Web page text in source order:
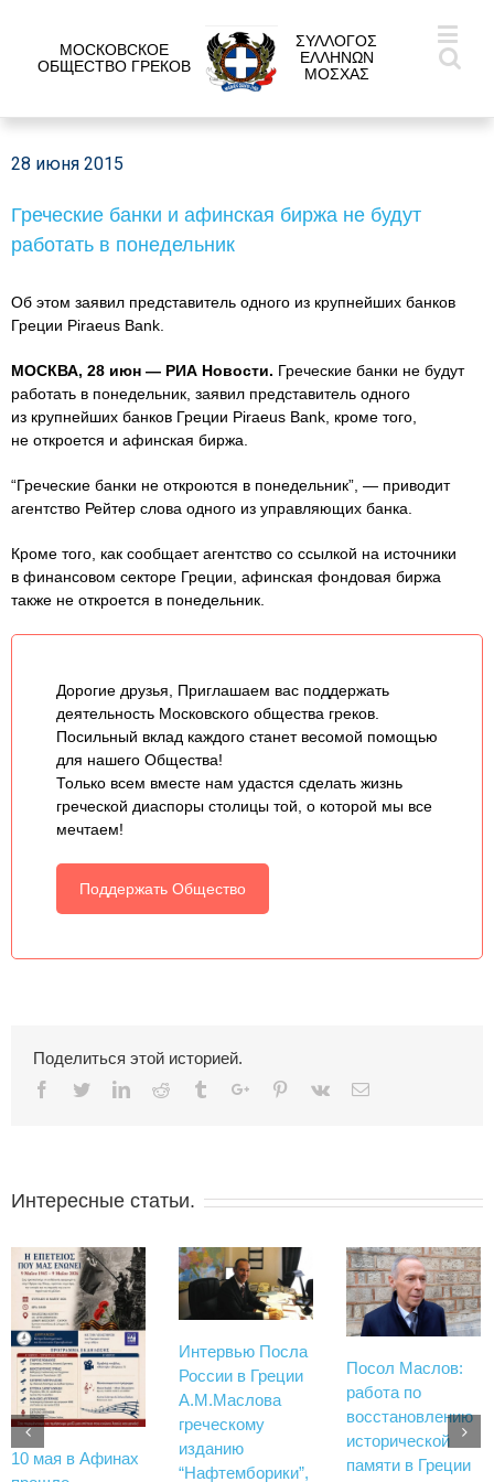
МОСКОВСКОЕ
ОБЩЕСТВО ГРЕКОВ
ΣΥΛΛΟΓΟΣ
ΕΛΛΗΝΩΝ
ΜΟΣΧΑΣ
28 июня 2015
Греческие банки и афинская биржа не будут
работать в понедельник
Об этом заявил представитель одного из крупнейших банков
Греции Piraeus Bank.
МОСКВА, 28 июн — РИА Новости. Греческие банки не будут
работать в понедельник, заявил представитель одного
из крупнейших банков Греции Piraeus Bank, кроме того,
не откроется и афинская биржа.
“Греческие банки не откроются в понедельник”, — приводит
агентство Рейтер слова одного из управляющих банка.
Кроме того, как сообщает агентство со ссылкой на источники
в финансовом секторе Греции, афинская фондовая биржа
также не откроется в понедельник.
Дорогие друзья, Приглашаем вас поддержать
деятельность Московского общества греков.
Посильный вклад каждого станет весомой помощью
для нашего Общества!
Только всем вместе нам удастся сделать жизнь
греческой диаспоры столицы той, о которой мы все
мечтаем!
Поддержать Общество
Поделиться этой историей.
Facebook
TwitterLinkedinReddit TumblrGoogle+Pinterest
Vk Email
Интересные статьи.
10 мая в Афинах
Интервью Посла
России в Греции
А.М.Маслова
греческому
изданию
“Нафтемборики”,
Посол Маслов:
работа по
восстановлению
исторической
памяти в Греции